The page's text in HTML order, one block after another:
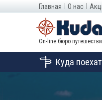
Главная О нас
On-line бюро
Куда